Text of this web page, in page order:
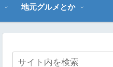
地元グルメとか